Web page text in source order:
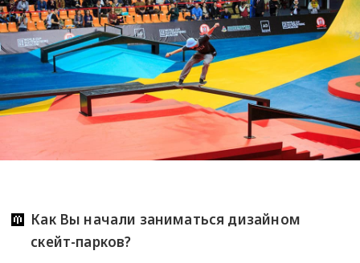
Как Вы начали заниматься дизайном
скейт-парков?